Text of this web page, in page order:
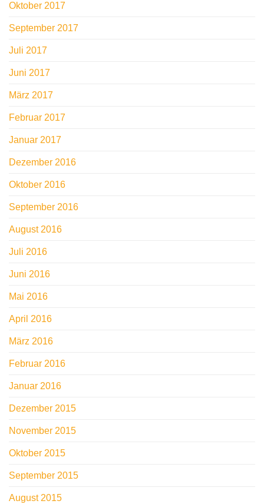
Oktober 2017
September 2017
Juli 2017
Juni 2017
März 2017
Februar 2017
Januar 2017
Dezember 2016
Oktober 2016
September 2016
August 2016
Juli 2016
Juni 2016
Mai 2016
April 2016
März 2016
Februar 2016
Januar 2016
Dezember 2015
November 2015
Oktober 2015
September 2015
August 2015